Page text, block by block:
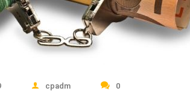
cpadm 0